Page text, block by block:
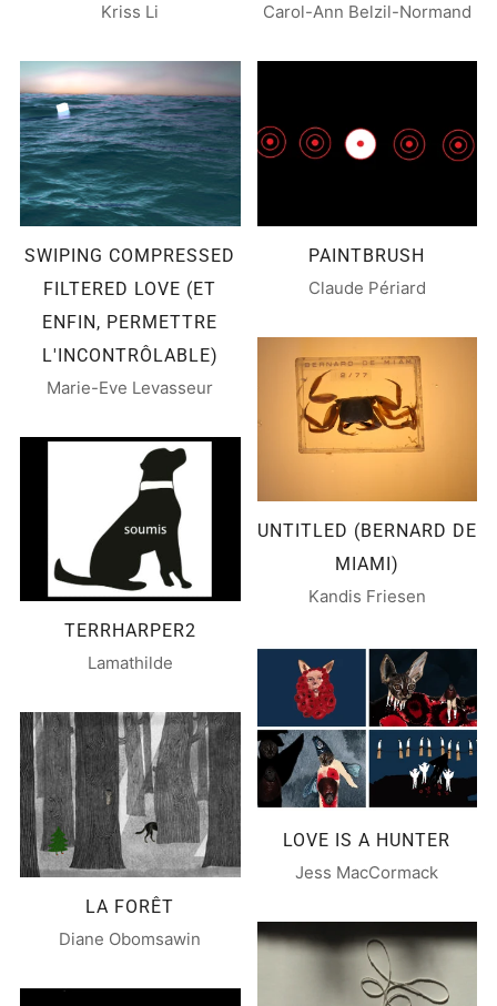
Kriss Li
Carol-Ann Belzil-Normand
SWIPING COMPRESSED
FILTERED LOVE (ET
ENFIN, PERMETTRE
L'INCONTRÔLABLE)
Marie-Eve Levasseur
PAINTBRUSH
Claude Périard
UNTITLED (BERNARD DE
MIAMI)
Kandis Friesen
TERRHARPER2
Lamathilde
LOVE IS A HUNTER
Jess MacCormack
LA FORÊT
Diane Obomsawin